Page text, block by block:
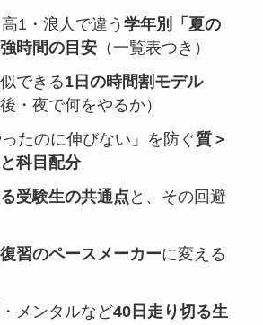
1・浪人で違う学年別「夏の
時間の目安（一覧表つき）
できる1日の時間割モデル
・夜で何をやるか）
ったのに伸びない」を防ぐ質＞
科目配分
受験生の共通点と、その回避
復習のペースメーカーに変える
メンタルなど40日走り切る生